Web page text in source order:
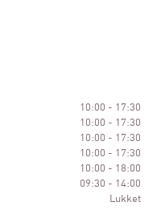
10:00 - 17:30
10:00 - 17:30
10:00 - 17:30
10:00 - 17:30
10:00 - 18:00
09:30 - 14:00
Lukket